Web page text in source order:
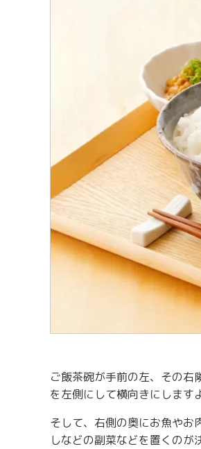
ご飯茶碗が手前の左、その
を左側にして横向きにします
そして、右側の奥にお魚やお
しなどの副菜などを置くのが